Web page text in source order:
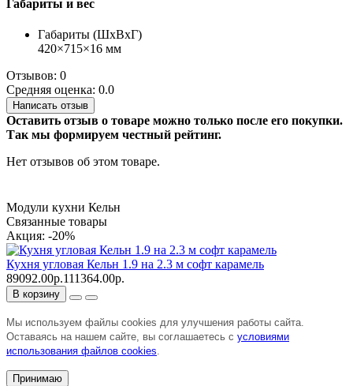
Габариты и вес
Габариты (ШхВхГ)
420×715×16 мм
Отзывов: 0
Средняя оценка: 0.0
Написать отзыв
Оставить отзыв о товаре можно только после его покупки.
Так мы формируем честный рейтинг.
Нет отзывов об этом товаре.
Модули кухни Кельн
Связанные товары
Акция: -20%
Кухня угловая Кельн 1.9 на 2.3 м софт карамель
89092.00р.111364.00р.
В корзину
Мы используем файлы cookies для улучшения работы сайта.
Оставаясь на нашем сайте, вы соглашаетесь с условиями
использования файлов cookies.
Принимаю